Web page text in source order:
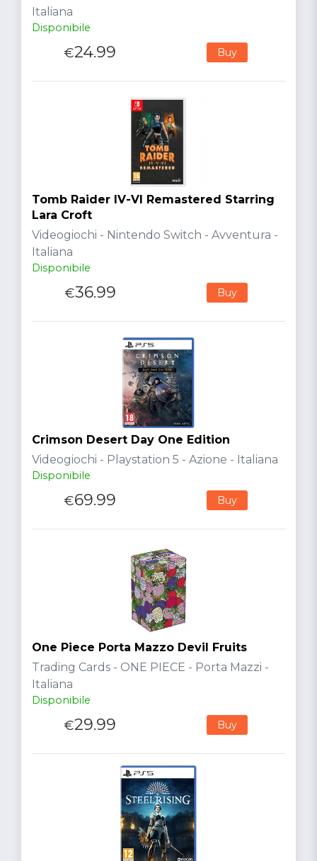
Italiana
Disponibile
€24.99 Buy
Tomb Raider IV-VI Remastered Starring
Lara Croft
Videogiochi - Nintendo Switch - Avventura -
Italiana
Disponibile
€36.99 Buy
Crimson Desert Day One Edition
Videogiochi - Playstation 5 - Azione - Italiana
Disponibile
€69.99 Buy
One Piece Porta Mazzo Devil Fruits
Trading Cards - ONE PIECE - Porta Mazzi -
Italiana
Disponibile
€29.99 Buy